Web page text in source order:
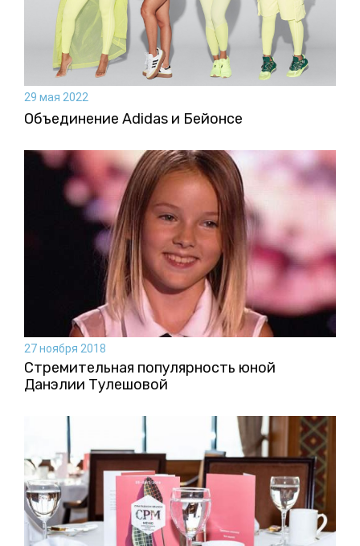
29 мая 2022
Объединение Adidas и Бейонсе
27 ноября 2018
Стремительная популярность юной
Данэлии Тулешовой